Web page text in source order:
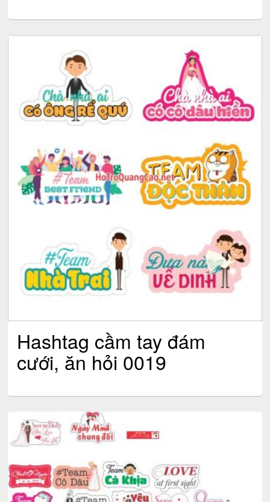
Hashtag cầm tay đám
cưới, ăn hỏi 0019